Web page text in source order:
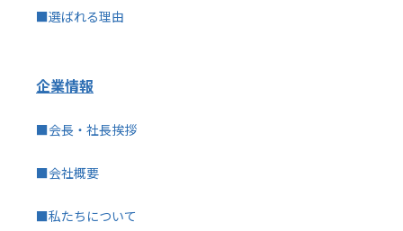
■選ばれる理由
企業情報
■会長・社長挨拶
■会社概要
■私たちについて